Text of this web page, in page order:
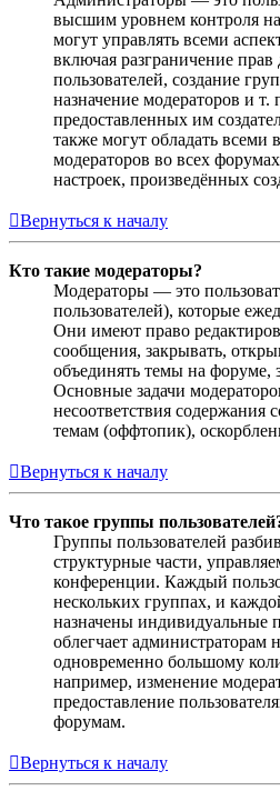
высшим уровнем контроля
могут управлять всеми
включая разграничение
пользователей, создание
назначение модераторов и т.
предоставленных им
также могут обладать всеми
модераторов во всех
настроек, произведённых
Вернуться к началу
Кто такие модераторы?
Модераторы — это
пользователей), которые
Они имеют право
сообщения, закрывать,
объединять темы на форуме,
Основные задачи
несоответствия
темам (оффтопик),
Вернуться к началу
Что такое группы
Группы пользователей
структурные части,
конференции. Каждый
нескольких группах, и
назначены индивидуальные
облегчает администраторам
одновременно большому
например, изменение
предоставление
форумам.
Вернуться к началу